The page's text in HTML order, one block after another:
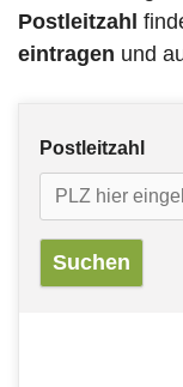
Postleitzahl
eintragen und
Postleitzahl